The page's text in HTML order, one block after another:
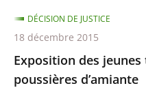
Exposition des
poussières d’amiante
DÉCISION DE JUSTICE
18 décembre 2015